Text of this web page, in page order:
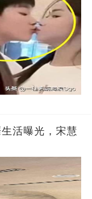
活曝光，宋慧